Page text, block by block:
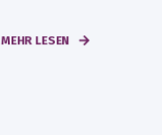
MEHR LESEN